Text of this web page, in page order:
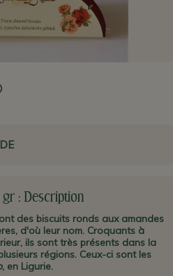
: Description
des biscuits ronds aux amandes
d'où leur nom. Croquants à
ils sont très présents dans la
régions. Ceux-ci sont les
, en Ligurie.